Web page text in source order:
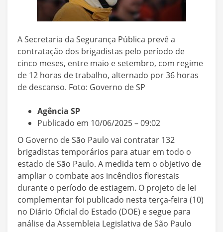
A Secretaria da Segurança Pública prevê a
contratação dos brigadistas pelo período de
cinco meses, entre maio e setembro, com regime
de 12 horas de trabalho, alternado por 36 horas
de descanso. Foto: Governo de SP
Agência SP
Publicado em 10/06/2025 – 09:02
O Governo de São Paulo vai contratar 132
brigadistas temporários para atuar em todo o
estado de São Paulo. A medida tem o objetivo de
ampliar o combate aos incêndios florestais
durante o período de estiagem. O projeto de lei
complementar foi publicado nesta terça-feira (10)
no Diário Oficial do Estado (DOE) e segue para
análise da Assembleia Legislativa de São Paulo